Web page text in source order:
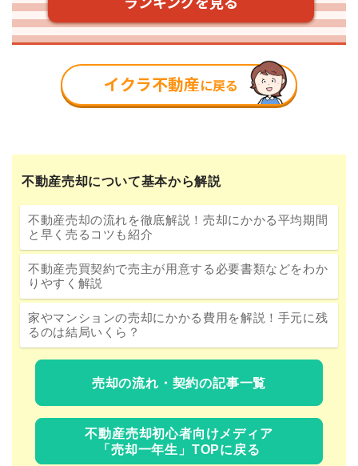
不動産売却について基本から解説
不動産売却の流れを徹底解説！売却にかかる平均期間
と早く売るコツも紹介
不動産売買契約で売主が用意する必要書類などをわか
りやすく解説
家やマンションの売却にかかる費用を解説！手元に残
るのは結局いくら？
売却の流れ・契約の記事一覧
不動産売却初心者向けメディア
「売却一年生」TOPに戻る